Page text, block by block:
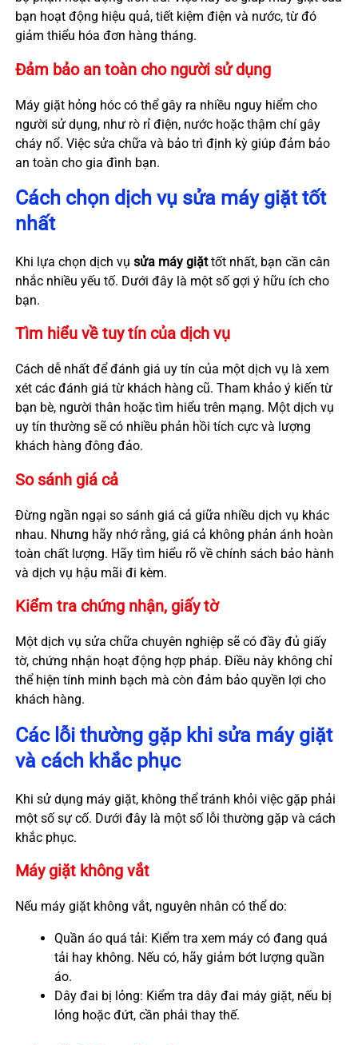
bạn hoạt động hiệu quả, tiết kiệm điện và nước, từ đó
giảm thiểu hóa đơn hàng tháng.
Đảm bảo an toàn cho người sử dụng
Máy giặt hỏng hóc có thể gây ra nhiều nguy hiểm cho
người sử dụng, như rò rỉ điện, nước hoặc thậm chí gây
cháy nổ. Việc sửa chữa và bảo trì định kỳ giúp đảm bảo
an toàn cho gia đình bạn.
Cách chọn dịch vụ sửa máy giặt tốt
nhất
Khi lựa chọn dịch vụ sửa máy giặttốt nhất, bạn cần cân
nhắc nhiều yếu tố. Dưới đây là một số gợi ý hữu ích cho
bạn.
Tìm hiểu về tuy tín của dịch vụ
Cách dễ nhất để đánh giá uy tín của một dịch vụ là xem
xét các đánh giá từ khách hàng cũ. Tham khảo ý kiến từ
bạn bè, người thân hoặc tìm hiểu trên mạng. Một dịch vụ
uy tín thường sẽ có nhiều phản hồi tích cực và lượng
khách hàng đông đảo.
So sánh giá cả
Đừng ngần ngại so sánh giá cả giữa nhiều dịch vụ khác
nhau. Nhưng hãy nhớ rằng, giá cả không phản ánh hoàn
toàn chất lượng. Hãy tìm hiểu rõ về chính sách bảo hành
và dịch vụ hậu mãi đi kèm.
Kiểm tra chứng nhận, giấy tờ
Một dịch vụ sửa chữa chuyên nghiệp sẽ có đầy đủ giấy
tờ, chứng nhận hoạt động hợp pháp. Điều này không chỉ
thể hiện tính minh bạch mà còn đảm bảo quyền lợi cho
khách hàng.
Các lỗi thường gặp khi sửa máy giặt
và cách khắc phục
Khi sử dụng máy giặt, không thể tránh khỏi việc gặp phải
một số sự cố. Dưới đây là một số lỗi thường gặp và cách
khắc phục.
Máy giặt không vắt
Nếu máy giặt không vắt, nguyên nhân có thể do:
Quần áo quá tải: Kiểm tra xem máy có đang quá
tải hay không. Nếu có, hãy giảm bớt lượng quần
áo.
Dây đai bị lỏng: Kiểm tra dây đai máy giặt, nếu bị
lỏng hoặc đứt, cần phải thay thế.